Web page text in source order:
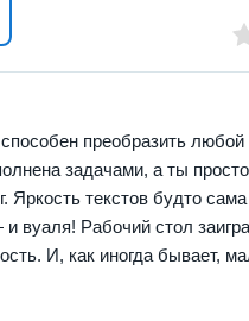
преобразить любой
задачами, а ты просто
текстов будто сама
вуаля! Рабочий стол
И, как иногда бывает,